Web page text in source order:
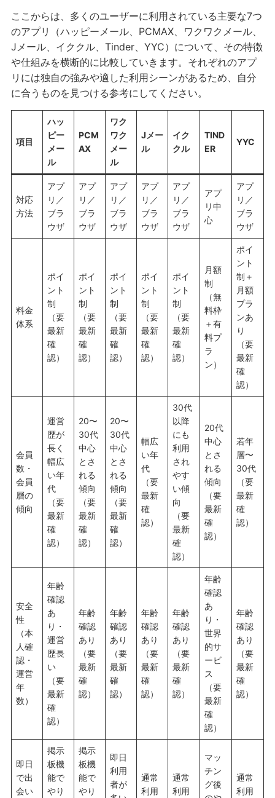
ここからは、多くのユーザーに利用されている主要な7つ
のアプリ（ハッピーメール、PCMAX、ワクワクメール、
Jメール、イククル、Tinder、YYC）について、その特徴
や仕組みを横断的に比較していきます。それぞれのアプ
リには独自の強みや適した利用シーンがあるため、自分
に合うものを見つける参考にしてください。
項目
ハッ
ピー
メー
ル
PCM
AX
ワク
ワク
メー
ル
Jメー
ル
イク
クル
TIND
ER
YYC
対応
方法
アプ
リ／
ブラ
ウザ
アプ
リ／
ブラ
ウザ
アプ
リ／
ブラ
ウザ
アプ
リ／
ブラ
ウザ
アプ
リ／
ブラ
ウザ
アプ
リ中
心
アプ
リ／
ブラ
ウザ
料金
体系
ポイ
ント
制
（要
最新
確
認）
ポイ
ント
制
（要
最新
確
認）
ポイ
ント
制
（要
最新
確
認）
ポイ
ント
制
（要
最新
確
認）
ポイ
ント
制
（要
最新
確
認）
月額
制
（無
料枠
＋有
料プ
ラ
ン）
ポイ
ント
制＋
月額
プラ
ンあ
り
（要
最新
確
認）
会員
数・
会員
層の
傾向
運営
歴が
長く
幅広
い年
代
（要
最新
確
認）
20〜
30代
中心
とさ
れる
傾向
（要
最新
確
認）
20〜
30代
中心
とさ
れる
傾向
（要
最新
確
認）
幅広
い年
代
（要
最新
確
認）
30代
以降
にも
利用
され
やす
い傾
向
（要
最新
確
認）
20代
中心
とさ
れる
傾向
（要
最新
確
認）
若年
層〜
30代
（要
最新
確
認）
安全
性
（本
人確
認・
運営
年
数）
年齢
確認
あ
り・
運営
歴長
い
（要
最新
確
認）
年齢
確認
あり
（要
最新
確
認）
年齢
確認
あり
（要
最新
確
認）
年齢
確認
あり
（要
最新
確
認）
年齢
確認
あり
（要
最新
確
認）
年齢
確認
あ
り・
世界
的サ
ービ
ス
（要
最新
確
認）
年齢
確認
あり
（要
最新
確
認）
即日
で出
会い
掲示
板機
能で
やり
掲示
板機
能で
やり
即日
利用
者が
通常
利用
通常
利用
マッ
チン
グ後
通常
利用